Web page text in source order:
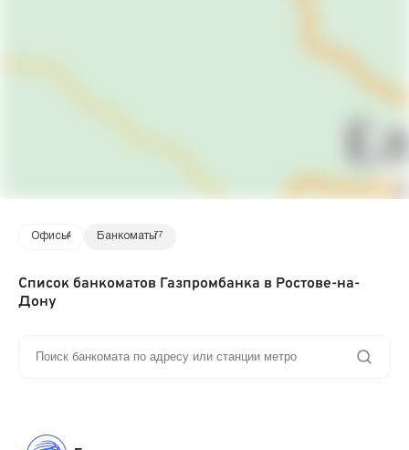
Офисы4 Банкоматы77
Список банкоматов Газпромбанка в Ростове-на-
Дону